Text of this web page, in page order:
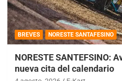
BREVES NORESTE SANTAFESINO
NORESTE SANTEFSINO:
nueva cita del calendario